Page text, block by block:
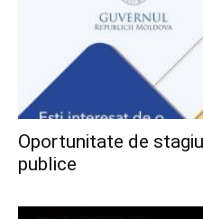
Oportunitate de
publice